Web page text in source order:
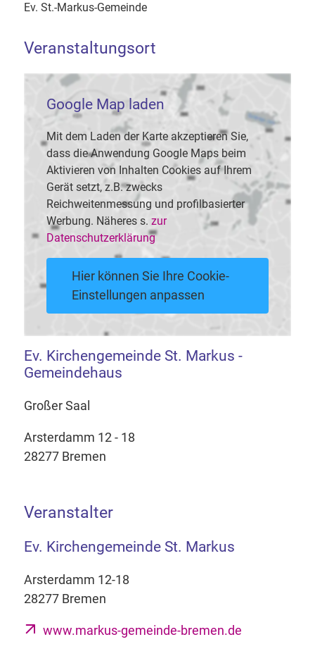
Ev. St.-Markus-Gemeinde
Veranstaltungsort
Google Map laden
Mit dem Laden der Karte akzeptieren Sie,
dass die Anwendung Google Maps beim
Aktivieren von Inhalten Cookies auf Ihrem
Gerät setzt, z.B. zwecks
Reichweitenmessung und profilbasierter
Werbung. Näheres s. zur
Datenschutzerklärung
Hier können Sie Ihre Cookie-
Einstellungen anpassen
Ev. Kirchengemeinde St. Markus -
Gemeindehaus
Großer Saal
Arsterdamm 12 - 18
28277 Bremen
Veranstalter
Ev. Kirchengemeinde St. Markus
Arsterdamm 12-18
28277 Bremen
www.markus-gemeinde-bremen.de